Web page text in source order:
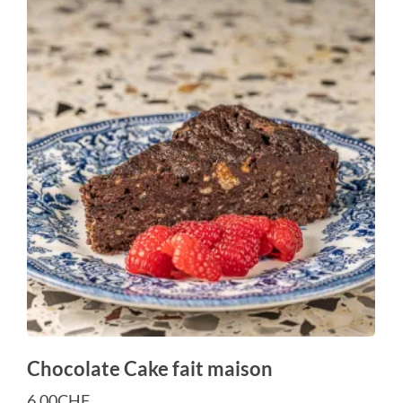
Chocolate Cake fait maison